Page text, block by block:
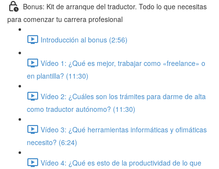
Bonus: Kit de arranque del traductor. Todo lo que necesitas
para comenzar tu carrera profesional
Introducción al bonus (2:56)
Vídeo 1: ¿Qué es mejor, trabajar como «freelance» o
en plantilla? (11:30)
Vídeo 2: ¿Cuáles son los trámites para darme de alta
como traductor autónomo? (11:30)
Vídeo 3: ¿Qué herramientas informáticas y ofimáticas
necesito? (6:24)
Vídeo 4: ¿Qué es esto de la productividad de lo que